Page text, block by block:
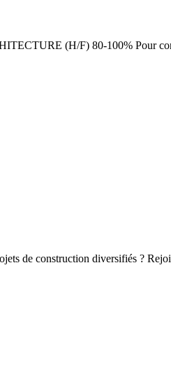
(H/F) 80-100% Pour
de construction diversifiés ?